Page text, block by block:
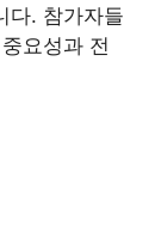
다. 참가자들
요성과 전